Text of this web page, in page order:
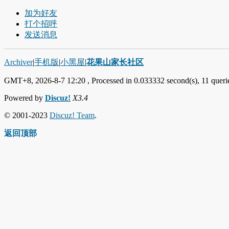
加为好友
打个招呼
发送消息
Archiver|手机版|小黑屋|花果山家长社区
GMT+8, 2026-8-7 12:20 , Processed in 0.033332 second(s), 11
Powered by Discuz! X3.4
© 2001-2023 Discuz! Team.
返回顶部